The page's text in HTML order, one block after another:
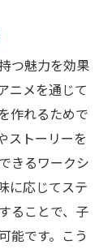
つ魅力を効果
ニメを通じて
作れるためで
ストーリーを
きるワークシ
に応じてステ
ることで、子
能です。こう